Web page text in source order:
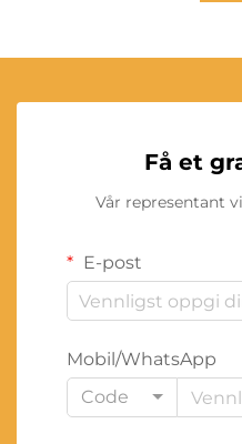
Få et
Vår representant
E-post
Mobil/WhatsApp
Code